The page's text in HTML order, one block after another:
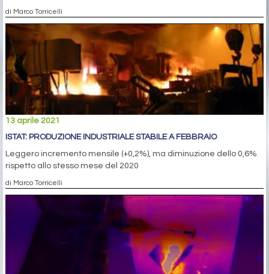
di Marco Torricelli
13 aprile 2021
ISTAT: PRODUZIONE INDUSTRIALE STABILE A FEBBRAIO
Leggero incremento mensile (+0,2%), ma diminuzione dello 0,6%
rispetto allo stesso mese del 2020
di Marco Torricelli